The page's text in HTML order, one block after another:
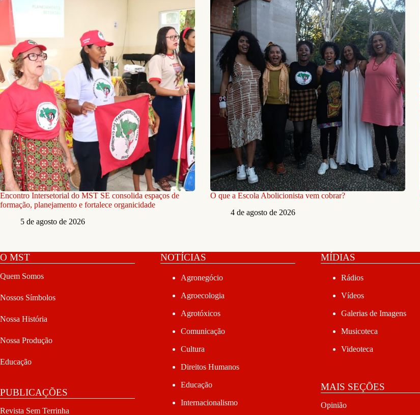
Encontro Intersetorial do MST SE consolida espaços de
formação, planejamento e fortalece organicidade
5 de agosto de 2026
O que a Escola Abolicionista vem cobrar?
4 de agosto de 2026
O MST
Quem Somos
Nossos Símbolos
Nossa História
Nossa Produção
Educação
PUBLICAÇÕES
Revista Sem Terrinha
NOTÍCIAS
Agronegócio
Agroecologia
Agrotóxicos
Comunicação
Cultura
Direitos Humanos
Educação
Internacionalismo
MÍDIAS
Rádios
Vídeos
Galerias de Imagens
Musicoteca
Videoteca
MAIS SEÇÕES
Opinião